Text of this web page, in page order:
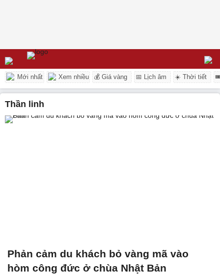
Mới nhất Xem nhiều 💰 Giá vàng 📅 Lịch âm ☀️ Thời tiết
thần linh
Phản cảm du khách bỏ vàng mã vào
hòm công đức ở chùa Nhật Bản